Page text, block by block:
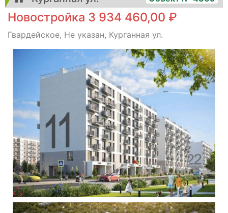
Новостройка 3 934 460,00 ₽
Гвардейское, Не указан, Курганная ул.